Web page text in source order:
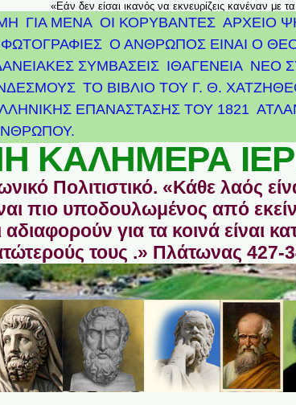
«Εάν δεν είσαι ικανός να εκνευρίζεις κανέναν με
ΓΙΑ ΜΕΝΑ ΟΙ ΚΟΡΥΒΑΝΤΕΣ ΑΡΧΕΊΟ
ΦΩΤΟΓΡΑΦΙΕΣ Ο ΑΝΘΡΩΠΟΣ ΕΙΝΑΙ Ο
ΣΥΜΒΑΣΕΙΣ ΙΘΑΓΕΝΕΙΑ ΝΕΟ
ΤΟ ΒΙΒΛΙΟ ΤΟΥ Γ. Θ.
ΕΠΑΝΆΣΤΑΣΗΣ ΤΟΥ 1821
ΚΑΛΗΜΕΡΑ
Πολιτιστικό. «Κάθε λαός
πιο υποδουλωμένος από
για τα κοινά είναι
τους .» Πλάτωνας 427-